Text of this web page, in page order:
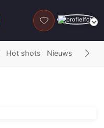
DONEER
Hot shots Nieuws Fails